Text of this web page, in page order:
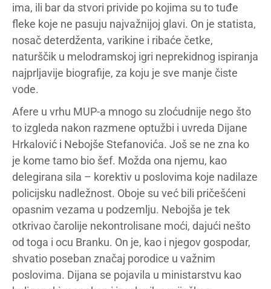
ima, ili bar da stvori privide po kojima su to tuđe
fleke koje ne pasuju najvažnijoj glavi. On je statista,
nosač deterdženta, varikine i ribaće četke,
naturščik u melodramskoj igri neprekidnog ispiranja
najprljavije biografije, za koju je sve manje čiste
vode.
Afere u vrhu MUP-a mnogo su zloćudnije nego što
to izgleda nakon razmene optužbi i uvreda Dijane
Hrkalović i Nebojše Stefanovića. Još se ne zna ko
je kome tamo bio šef. Možda ona njemu, kao
delegirana sila – korektiv u poslovima koje nadilaze
policijsku nadležnost. Oboje su već bili pričešćeni
opasnim vezama u podzemlju. Nebojša je tek
otkrivao čarolije nekontrolisane moći, dajući nešto
od toga i ocu Branku. On je, kao i njegov gospodar,
shvatio poseban značaj porodice u važnim
poslovima. Dijana se pojavila u ministarstvu kao